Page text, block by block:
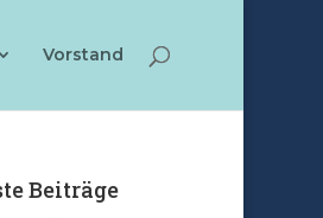
Vorstand
Beiträge